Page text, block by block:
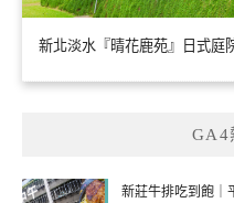
新北淡水『晴花鹿苑』日式庭
GA4
新莊牛排吃到飽｜